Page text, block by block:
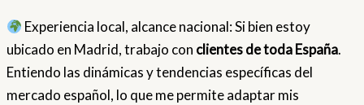
Experiencia local, alcance nacional: Si bien estoy
ubicado en Madrid, trabajo con clientes de toda España.
Entiendo las dinámicas y tendencias específicas del
mercado español, lo que me permite adaptar mis